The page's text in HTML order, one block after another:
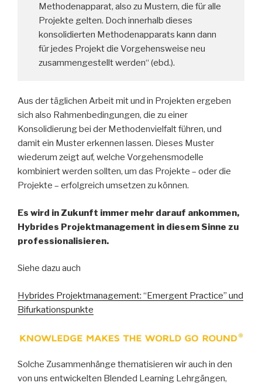
Methodenapparat, also zu Mustern, die für alle
Projekte gelten. Doch innerhalb dieses
konsolidierten Methodenapparats kann dann
für jedes Projekt die Vorgehensweise neu
zusammengestellt werden“ (ebd.).
Aus der täglichen Arbeit mit und in Projekten ergeben
sich also Rahmenbedingungen, die zu einer
Konsolidierung bei der Methodenvielfalt führen, und
damit ein Muster erkennen lassen. Dieses Muster
wiederum zeigt auf, welche Vorgehensmodelle
kombiniert werden sollten, um das Projekte – oder die
Projekte – erfolgreich umsetzen zu können.
Es wird in Zukunft immer mehr darauf ankommen,
Hybrides Projektmanagement in diesem Sinne zu
professionalisieren.
Siehe dazu auch
Hybrides Projektmanagement: “Emergent Practice” und
Bifurkationspunkte
Solche Zusammenhänge thematisieren wir auch in den
von uns entwickelten Blended Learning Lehrgängen,